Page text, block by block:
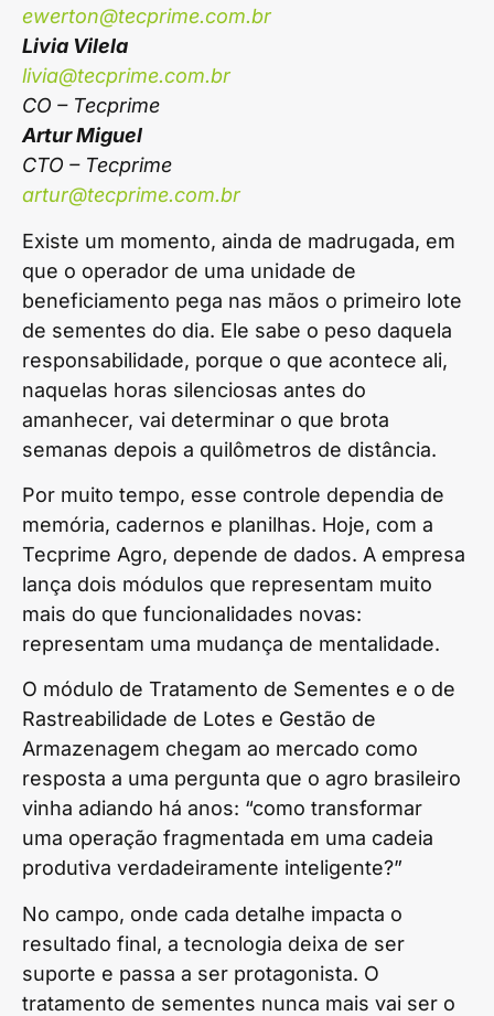
ewerton@tecprime.com.br
Livia Vilela
livia@tecprime.com.br
CO – Tecprime
Artur Miguel
CTO – Tecprime
artur@tecprime.com.br
Existe um momento, ainda de madrugada, em
que o operador de uma unidade de
beneficiamento pega nas mãos o primeiro lote
de sementes do dia. Ele sabe o peso daquela
responsabilidade, porque o que acontece ali,
naquelas horas silenciosas antes do
amanhecer, vai determinar o que brota
semanas depois a quilômetros de distância.
Por muito tempo, esse controle dependia de
memória, cadernos e planilhas. Hoje, com a
Tecprime Agro, depende de dados. A empresa
lança dois módulos que representam muito
mais do que funcionalidades novas:
representam uma mudança de mentalidade.
O módulo de Tratamento de Sementes e o de
Rastreabilidade de Lotes e Gestão de
Armazenagem chegam ao mercado como
resposta a uma pergunta que o agro brasileiro
vinha adiando há anos: “como transformar
uma operação fragmentada em uma cadeia
produtiva verdadeiramente inteligente?”
No campo, onde cada detalhe impacta o
resultado final, a tecnologia deixa de ser
suporte e passa a ser protagonista. O
tratamento de sementes nunca mais vai ser o